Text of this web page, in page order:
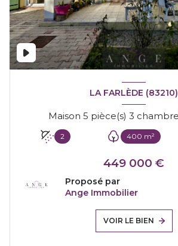
LA FARLÈDE (83210)
2 400 m²
449 000 €
Proposé par
Ange Immobilier
VOIR LE BIEN